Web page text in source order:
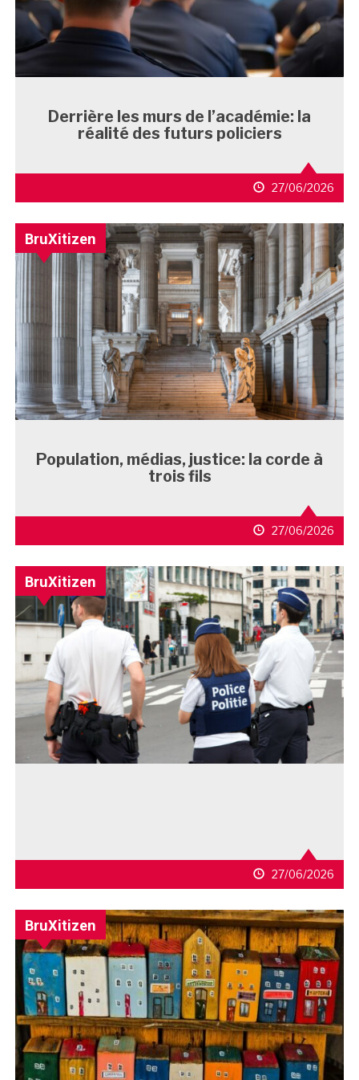
Derrière les murs de l’académie: la
réalité des futurs policiers
27/06/2026
BruXitizen
Population, médias, justice: la corde à
trois fils
27/06/2026
BruXitizen
27/06/2026
BruXitizen